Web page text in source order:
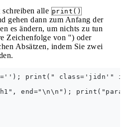
schreiben alle print()
gehen dann zum Anfang der
es ändern, um nichts zu tun
Zeichenfolge von '') oder
Absätzen, indem Sie zwei
print(" class='jidn'"
end="\n\n");